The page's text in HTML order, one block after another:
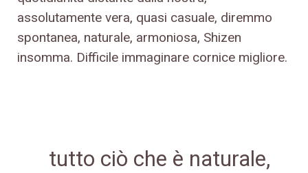
assolutamente vera, quasi casuale, diremmo
spontanea, naturale, armoniosa, Shizen
insomma. Difficile immaginare cornice migliore.
tutto ciò che è naturale,